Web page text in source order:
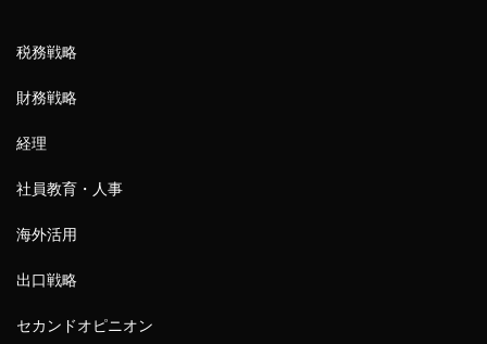
税務戦略
財務戦略
経理
社員教育・人事
海外活用
出口戦略
セカンドオピニオン